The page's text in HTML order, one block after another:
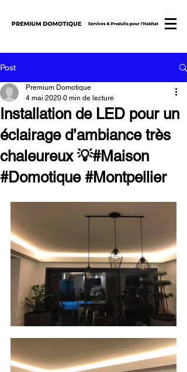
Post
Installation de LED pour un
éclairage d’ambiance très
chaleureux 💡#Maison
#Domotique #Montpellier
Premium Domotique
4 mai 2020 0 min de lecture